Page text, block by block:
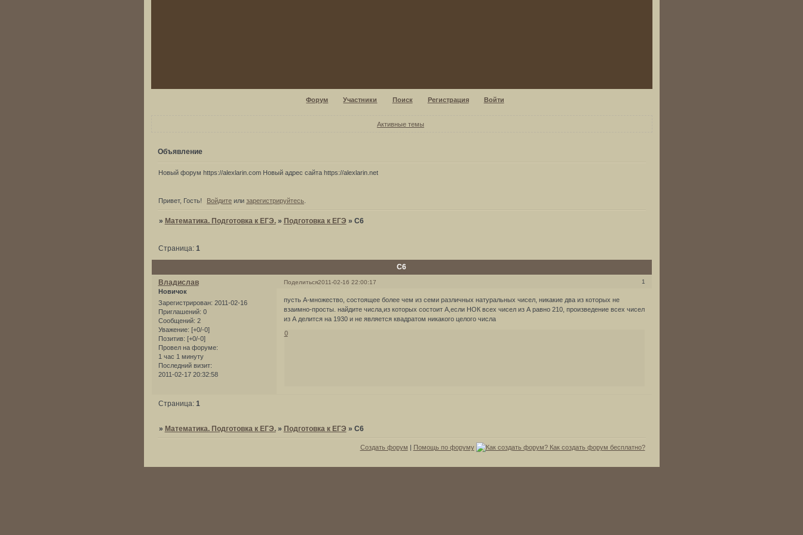
Форум Участники Поиск Регистрация Войти
Активные темы
Объявление
Новый форум https://alexlarin.com Новый адрес сайта https://alexlarin.net
Привет, Гость! Войдите или зарегистрируйтесь
» Математика. Подготовка к ЕГЭ. » Подготовка к ЕГЭ » С6
С6
Страница: 1
Поделиться 1
2011-02-16 22:00:17
Владислав
Новичок
Зарегистрирован: 2011-02-16
Приглашений: 0
Сообщений: 2
Уважение: [+0/-0]
Позитив: [+0/-0]
Провел на форуме:
1 час 1 минуту
Последний визит:
2011-02-17 20:32:58
пусть А-множество, состоящее более чем из семи различных натуральных чисел, никакие два из которых не
взаимно-просты. найдите числа,из которых состоит А,если НОК всех чисел из А равно 210, произведение всех чисел
из А делится на 1930 и не является квадратом никакого целого числа
0
Страница: 1
» Математика. Подготовка к ЕГЭ. » Подготовка к ЕГЭ » С6
Создать форум Помощь по форуму